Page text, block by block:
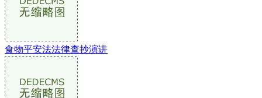
食物平安法法律查抄演讲